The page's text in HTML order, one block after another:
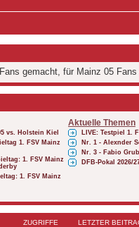
gemacht, für Mainz 05
Aktuelle Themen
vs. Holstein Kiel
1. FSV Mainz
1. FSV Mainz
1. FSV Mainz
LIVE: Testpiel 1.
Nr. 1 - Alexnder
Nr. 3 - Fabio
DFB-Pokal 2026/
ZUGRIFFE LETZTER